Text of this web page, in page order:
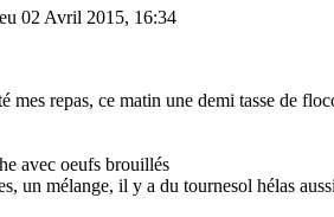
02 Avril 2015, 16:34
mes repas, ce matin une demi tasse de
avec oeufs brouillés
un mélange, il y a du tournesol hélas